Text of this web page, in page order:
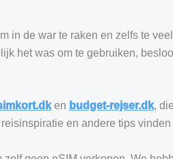
in de war te raken en zelfs te
het was om te gebruiken,
en budget-rejser.dk,
en andere tips